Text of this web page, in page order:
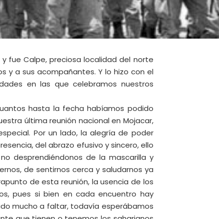
y fue Calpe, preciosa localidad del norte
y a sus acompañantes. Y lo hizo con el
en las que celebramos nuestros
hasta la fecha habíamos podido
última reunión nacional en Mojacar,
Por un lado, la alegría de poder
del abrazo efusivo y sincero, ello
desprendiéndonos de la mascarilla y
de sentirnos cerca y saludarnos ya
de esta reunión, la usencia de los
pues si bien en cada encuentro hay
mucho a faltar, todavía esperábamos